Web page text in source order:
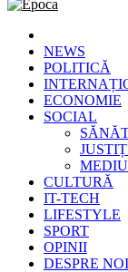
Epoca
Cele mai noi știri
NEWS
POLITICĂ
ECONOMIE
SOCIAL
MEDIU
CULTURĂ
IT-TECH
LIFESTYLE
SPORT
OPINII
DESPRE NOI